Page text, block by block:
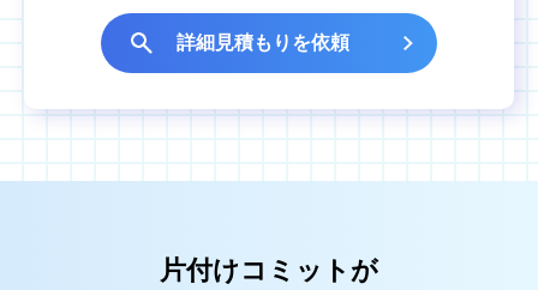
詳細見積もりを依頼
片付けコミットが